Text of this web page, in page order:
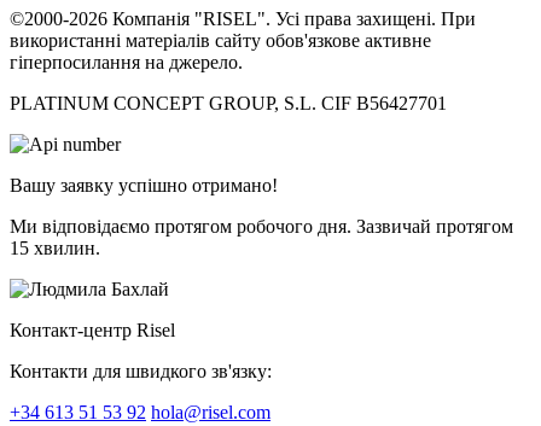
©2000-2026 Компанія "RISEL". Усі права захищені. При
використанні матеріалів сайту обов'язкове активне
гіперпосилання на джерело.
PLATINUM CONCEPT GROUP, S.L. CIF B56427701
Вашу заявку успішно отримано!
Ми відповідаємо протягом робочого дня. Зазвичай протягом
15 хвилин.
Контакт-центр Risel
Контакти для швидкого зв'язку:
+34 613 51 53 92 hola@risel.com